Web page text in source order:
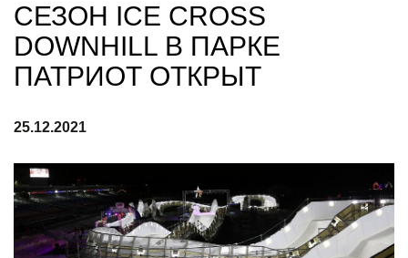
СЕЗОН ICE CROSS
DOWNHILL В ПАРКЕ
ПАТРИОТ ОТКРЫТ
25.12.2021